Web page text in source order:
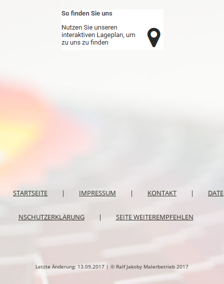
STARTSEITE | IMPRESSUM | KONTAKT | DATE
NSCHUTZERKLÄRUNG | SEITE WEITEREMPFEHLEN
Letzte Änderung: 13.09.2017 | © Ralf Jakoby Malerbetrieb 2017